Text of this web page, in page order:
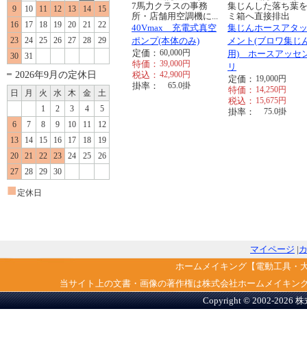
9
10 11 12 13 14
15
16
17 18 19 20 21
22
23
24 25 26 27 28
29
30
31
2026年9月の定休日
日 月 火 水 木 金
土
1
2 3 4
5
6
7 8 9 10 11
12
13
14 15 16 17 18
19
20
21 22 23 24 25
26
27
28 29 30
■ 定休日
7馬力クラスの事務
所・店舗用空調機に...
40Vmax 充電式真空
ポンプ(本体のみ)
定価： 60,000円
特価： 39,000円
税込： 42,900円
掛率： 65.0掛
集じんした落ち葉
ミ箱へ直接排出
集じんホースアタ
メント(ブロワ集じ
用) ホースアッセ
リ
定価： 19,000円
特価： 14,250円
税込： 15,675円
掛率： 75.0掛
マイページ |
ホームメイキング【電動工具・
当サイト上の文書・画像の著作権は株式会社ホームメイキ
Copyright © 2002-2026